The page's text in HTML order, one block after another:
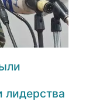
лидерства